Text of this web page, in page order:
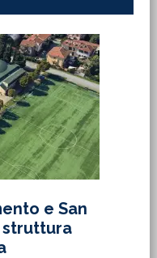
e San
struttura